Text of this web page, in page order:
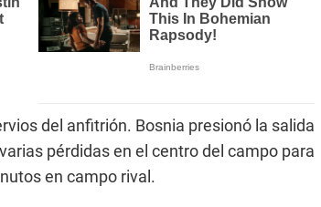
del anfitrión. Bosnia presionó la salida
pérdidas en el centro del campo para
en campo rival.